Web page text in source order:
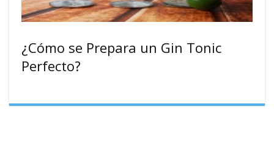
¿Cómo se Prepara un Gin Tonic
Perfecto?